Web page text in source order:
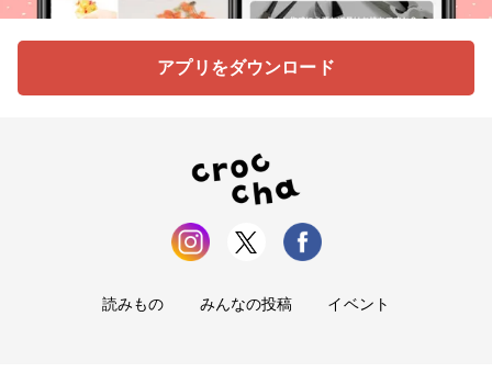
アプリをダウンロード
読みもの みんなの投稿 イベント